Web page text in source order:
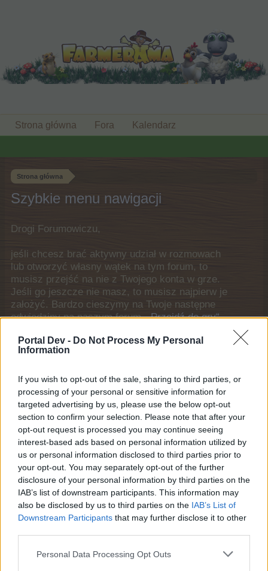
Portal Dev - Do Not Process My Personal
Information
If you wish to opt-out of the sale, sharing to third parties, or
processing of your personal or sensitive information for
targeted advertising by us, please use the below opt-out
section to confirm your selection. Please note that after your
opt-out request is processed you may continue seeing
interest-based ads based on personal information utilized by
us or personal information disclosed to third parties prior to
your opt-out. You may separately opt-out of the further
disclosure of your personal information by third parties on the
IAB’s list of downstream participants. This information may
also be disclosed by us to third parties on the IAB’s List of
Downstream Participants that may further disclose it to other
Personal Data Processing Opt Outs
Strona główna
Szybkie menu nawigacji
Drogi Forumowiczu,
jeśli chcesz brać aktywny udział w rozmowach
lub otworzyć własny wątek na tym forum, to
musisz przejść na nie z Twojego konta w grze.
Jeśli go jeszcze nie masz, to musisz najpierw je
założyć. Bardzo cieszymy na Twoje następne
odwiedziny na naszym forum.„Przejdź do gry“
Ogólne linki
Fora
Godni uwagi użytkownicy
Ostatnia aktywność
Logowanie / Rejestracja
Lista forów
Regulaminy
Regulaminy
Centrala
Oficjalne ogłoszenia - gra
Strona główna Fora Kalendarz